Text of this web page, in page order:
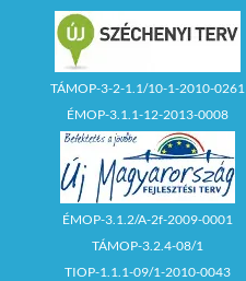
TÁMOP-3-2-1.1/10-1-2010-0261
ÉMOP-3.1.1-12-2013-0008
ÉMOP-3.1.2/A-2f-2009-0001
TÁMOP-3.2.4-08/1
TIOP-1.1.1-09/1-2010-0043